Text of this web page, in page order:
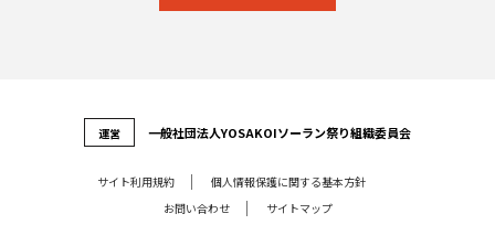
運営 ⼀般社団法⼈YOSAKOIソーラン祭り組織委員会
サイト利⽤規約
個⼈情報保護に関する基本⽅針
お問い合わせ
サイトマップ